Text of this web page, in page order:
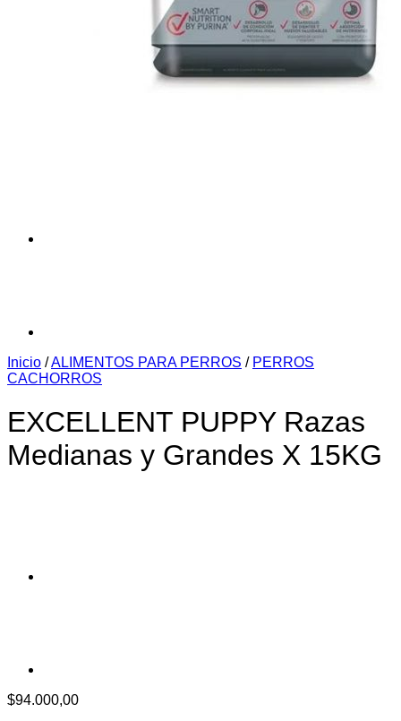
Inicio /ALIMENTOS PARA PERROS / PERROS
CACHORROS
EXCELLENT PUPPY Razas
Medianas y Grandes X 15KG
$94.000,00